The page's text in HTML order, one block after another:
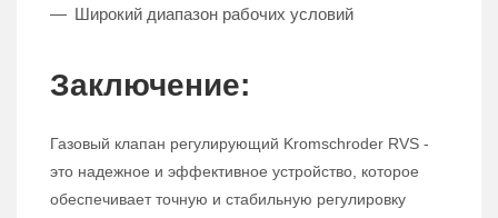
Широкий диапазон рабочих условий
Заключение:
Газовый клапан регулирующий Kromschroder RVS -
это надежное и эффективное устройство, которое
обеспечивает точную и стабильную регулировку